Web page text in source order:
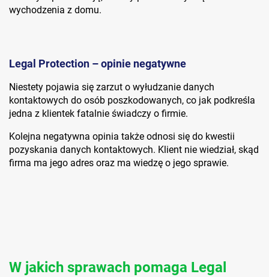
wychodzenia z domu.
Legal Protection – opinie negatywne
Niestety pojawia się zarzut o wyłudzanie danych
kontaktowych do osób poszkodowanych, co jak podkreśla
jedna z klientek fatalnie świadczy o firmie.
Kolejna negatywna opinia także odnosi się do kwestii
pozyskania danych kontaktowych. Klient nie wiedział, skąd
firma ma jego adres oraz ma wiedzę o jego sprawie.
W jakich sprawach pomaga Legal